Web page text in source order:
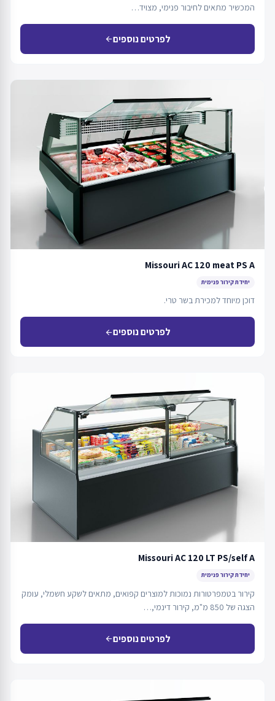
המכשיר מתאים לחיבור פנימי, מצויד…
לפרטים נוספיםarrow_back
Missouri AC 120 meat PS A
יחידת קירור פנימית
דוכן מיוחד למכירת בשר טרי.
לפרטים נוספיםarrow_back
Missouri AC 120 LT PS/self A
יחידת קירור פנימית
קירור בטמפרטורות נמוכות למוצרים קפואים, מתאים לשקע חשמלי, עומק
הצגה של 850 מ"מ, קירור דינמי,…
לפרטים נוספיםarrow_back